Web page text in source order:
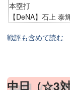
本塁打
【DeNA】石上 泰
戦評も含めて読む
中日（☆3